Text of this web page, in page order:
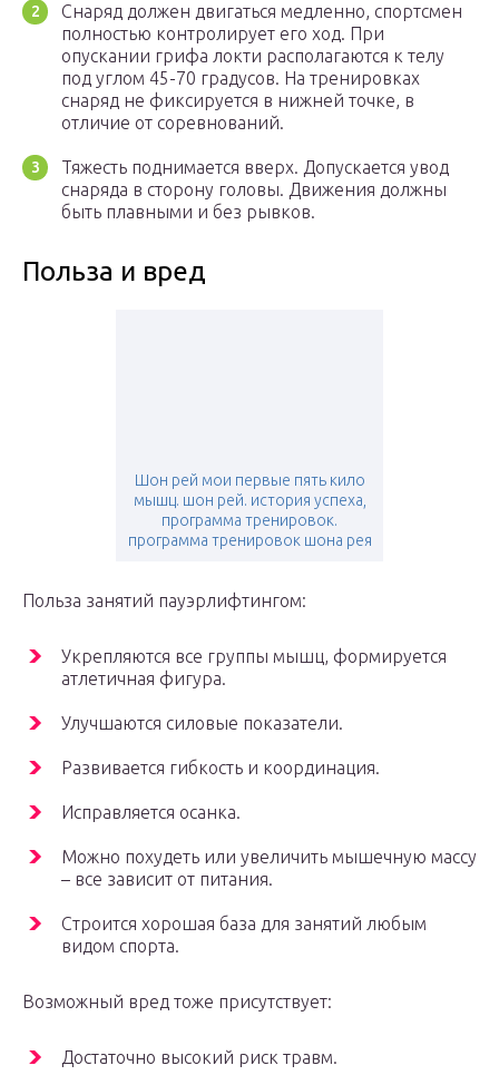
Снаряд должен двигаться медленно, спортсмен
полностью контролирует его ход. При
опускании грифа локти располагаются к телу
под углом 45-70 градусов. На тренировках
снаряд не фиксируется в нижней точке, в
отличие от соревнований.
Тяжесть поднимается вверх. Допускается увод
снаряда в сторону головы. Движения должны
быть плавными и без рывков.
Польза и вред
Шон рей мои первые пять кило
мышц. шон рей. история успеха,
программа тренировок.
программа тренировок шона рея
Польза занятий пауэрлифтингом:
Укрепляются все группы мышц, формируется
атлетичная фигура.
Улучшаются силовые показатели.
Развивается гибкость и координация.
Исправляется осанка.
Можно похудеть или увеличить мышечную массу
– все зависит от питания.
Строится хорошая база для занятий любым
видом спорта.
Возможный вред тоже присутствует:
Достаточно высокий риск травм.